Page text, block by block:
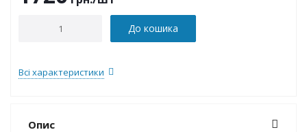
До кошика
Всі характеристики
Опис